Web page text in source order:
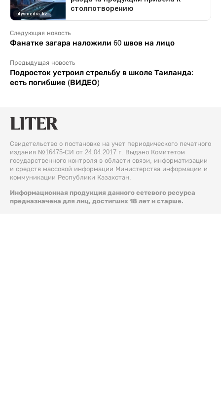
Следующая новость
Фанатке загара наложили 60 швов на лицо
Предыдущая новость
Подросток устроил стрельбу в школе Таиланда:
есть погибшие (ВИДЕО)
Свидетельство о постановке на учет периодического печатного
издания №16475-СИ от 24.04.2017 г. Выдано Комитетом
государственного контроля в области связи, информатизации
и средств массовой информации Министерства информации и
коммуникации Республики Казахстан.
Информационная продукция данного сетевого ресурса
предназначена для лиц, достигших 18 лет и старше.